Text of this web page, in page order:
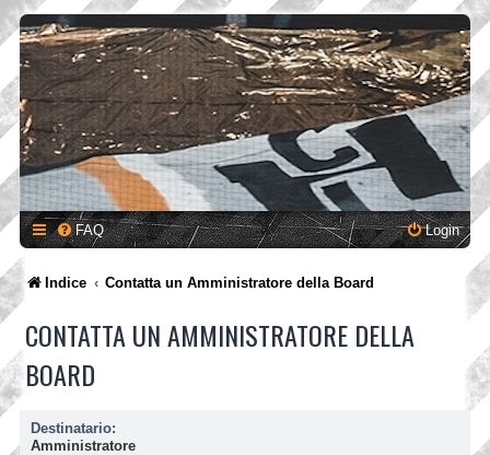
FAQ Login
Indice Contatta un Amministratore della Board
CONTATTA UN AMMINISTRATORE DELLA
BOARD
Destinatario:
Amministratore